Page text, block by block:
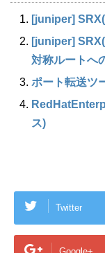
[juniper]
[juniper]
対称ルートへ
ポート転送ツ
ス)
Twitter